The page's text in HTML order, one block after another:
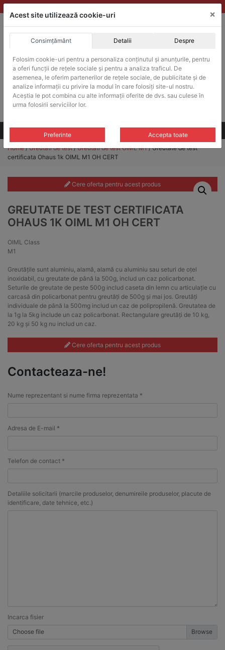
Skip
to
ACHIZITII PUBLICE
Produsele pot fi achizitionate si in sistemul SEAP / SICAP
Products
search
CAUTARE
Toate produsele
Home/Greutati de test/Greutati de test OIML M1/ Greutate de test
certificata Ohaus 1k OIML M1 OH CERT
Cere oferta pentru acest produs
GREUTATE DE TEST CERTIFICATA
OHAUS 1K OIML M1 OH CERT
OIML Class
M1
Greutățile sunt aluminiu, alamă, alamă cu aluminiu sau seturi de oțel
inoxidabil, cu greutate de până la 500g, includ un caz policarbonat.
Seturile de greutate de peste 500g includ caseta din lemn cu articulație cu
carcasă din policarbonat pentru greutăți de 500g și mai jos. Greutăți
individuale de până la 500mg includ un caz de polipropilenă. Greutatea de
la 1g la 5kg include un caz policarbonat. Rectangulare greutăți de 10 kg,
20 kg și 50 kg nu includ un caz.
Cere oferta pentru acest produs
Contacteaza-ne!
Nume reprezentant si nume firma reprezentata *
Adresa de E-mail *
Telefon de contact *
Detaliile solicitarii (marcile produselor, denumireile produselor, placute de
identificare, date tehnice, etc.)
Incarca fisier
Choose file
Acest site utilizează cookie-uri ×
Consimțământ Detalii Despre
Folosim cookie-uri pentru a personaliza conținutul și anunțurile, pentru
a oferi funcții de rețele sociale și pentru a analiza traficul. De
asemenea, le oferim partenerilor de rețele sociale, de publicitate și de
analize informații cu privire la modul în care folosiți site-ul nostru.
Aceștia le pot combina cu alte informații oferite de dvs. sau culese în
urma folosirii serviciilor lor.
Preferinte Accepta toate